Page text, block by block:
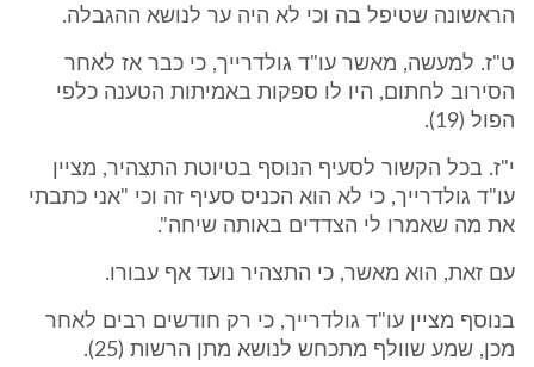
הראשונה שטיפל בה וכי לא היה ער לנושא ההגבלה.
ט"ז. למעשה, מאשר עו"ד גולדרייך, כי כבר אז לאחר
הסירוב לחתום, היו לו ספקות באמיתות הטענה כלפי
הפול (19).
י"ז. בכל הקשור לסעיף הנוסף בטיוטת התצהיר, מציין
עו"ד גולדרייך, כי לא הוא הכניס סעיף זה וכי "אני כתבתי
את מה שאמרו לי הצדדים באותה שיחה".
עם זאת, הוא מאשר, כי התצהיר נועד אף עבורו.
בנוסף מציין עו"ד גולדרייך, כי רק חודשים רבים לאחר
מכן, שמע שוולף מתכחש לנושא מתן הרשות (25).